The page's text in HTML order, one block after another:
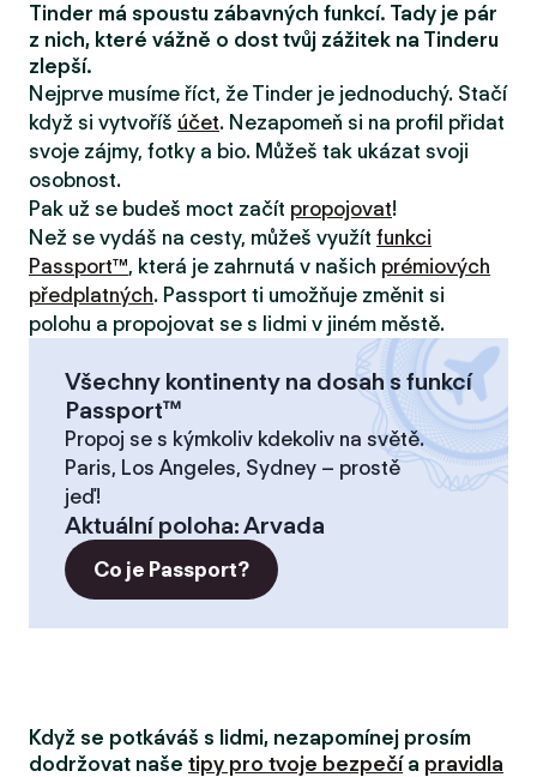
Tinder má spoustu zábavných funkcí. Tady je pár
z nich, které vážně o dost tvůj zážitek na Tinderu
zlepší.
Nejprve musíme říct, že Tinder je jednoduchý. Stačí
když si vytvoříš účet. Nezapomeň si na profil přidat
svoje zájmy, fotky a bio. Můžeš tak ukázat svoji
osobnost.
Pak už se budeš moct začít propojovat!
Než se vydáš na cesty, můžeš využít funkci
Passport™, která je zahrnutá v našich prémiových
předplatných. Passport ti umožňuje změnit si
polohu a propojovat se s lidmi v jiném městě.
Všechny kontinenty na dosah s funkcí
Passport™
Propoj se s kýmkoliv kdekoliv na světě.
Paris, Los Angeles, Sydney – prostě
jeď!
Aktuální poloha:Arvada
Co je Passport?
Když se potkáváš s lidmi, nezapomínej prosím
dodržovat naše tipy pro tvoje bezpečía pravidla